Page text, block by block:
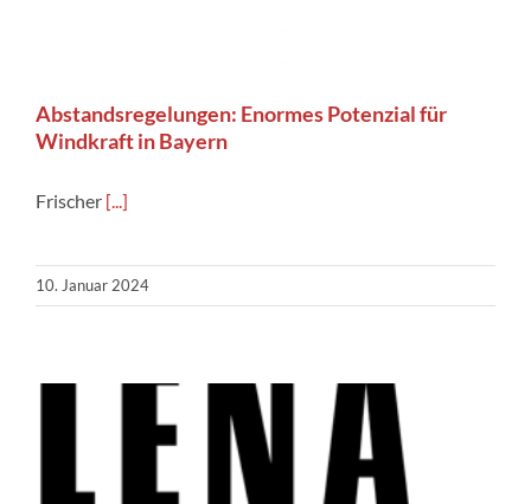
Abstandsregelungen: Enor­mes Po­ten­zial für
Wind­kraft in Bayern
Frischer [...]
10. Januar 2024